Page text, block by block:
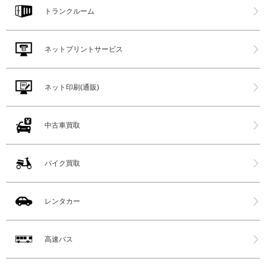
トランクルーム
ネットプリントサービス
ネット印刷(通販)
中古車買取
バイク買取
レンタカー
高速バス